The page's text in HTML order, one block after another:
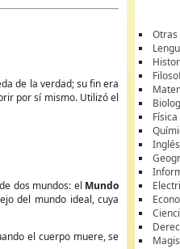
de la verdad; su fin era
por sí mismo. Utilizó el
dos mundos: el Mundo
del mundo ideal, cuya
el cuerpo muere, se
Física
Inglés